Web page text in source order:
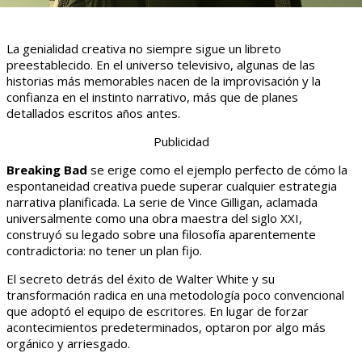
La genialidad creativa no siempre sigue un libreto
preestablecido. En el universo televisivo, algunas de las
historias más memorables nacen de la improvisación y la
confianza en el instinto narrativo, más que de planes
detallados escritos años antes.
Publicidad
Breaking Bad se erige como el ejemplo perfecto de cómo la
espontaneidad creativa puede superar cualquier estrategia
narrativa planificada. La serie de Vince Gilligan, aclamada
universalmente como una obra maestra del siglo XXI,
construyó su legado sobre una filosofía aparentemente
contradictoria: no tener un plan fijo.
El secreto detrás del éxito de Walter White y su
transformación radica en una metodología poco convencional
que adoptó el equipo de escritores. En lugar de forzar
acontecimientos predeterminados, optaron por algo más
orgánico y arriesgado.